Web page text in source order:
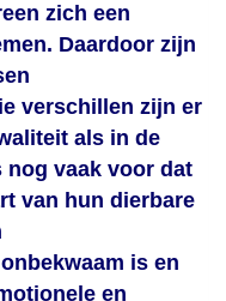
zich een
Daardoor zijn
verschillen zijn er
als in de
nog vaak voor dat
van hun dierbare
is en
en